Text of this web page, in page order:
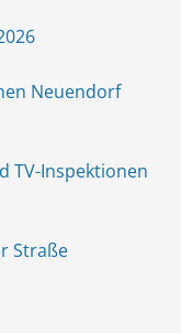
Neuendorf
TV-Inspektionen
Straße